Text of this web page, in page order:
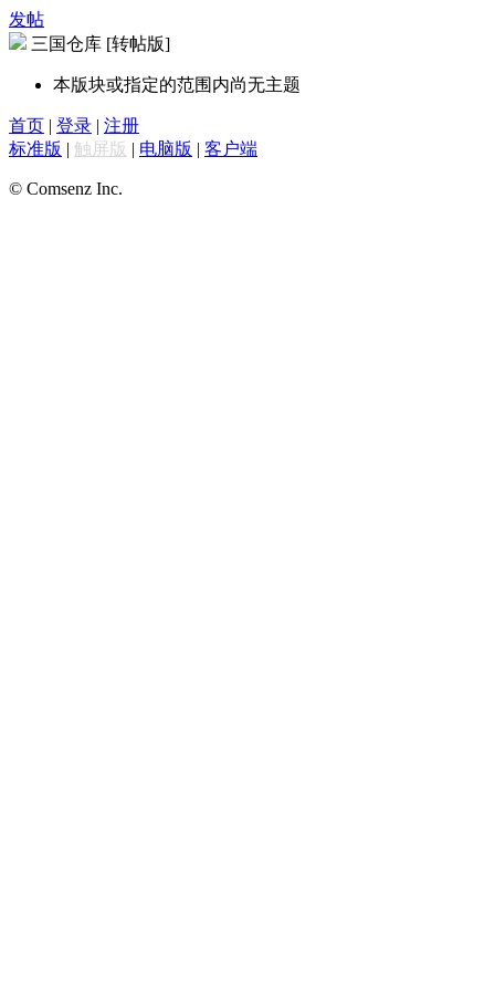
发帖
三国仓库 [转帖版]
本版块或指定的范围内尚无主题
首页 | 登录 | 注册
标准版 | 触屏版 | 电脑版 | 客户端
© Comsenz Inc.